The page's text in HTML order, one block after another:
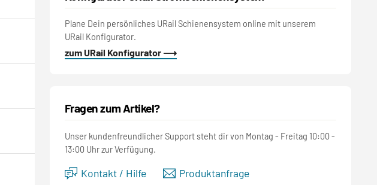
Plane Dein persönliches URail Schienensystem online mit unserem
URail Konfigurator.
zum URail Konfigurator ⟶
Fragen zum Artikel?
Unser kundenfreundlicher Support steht dir von Montag - Freitag 10:00 -
13:00 Uhr zur Verfügung.
Kontakt / Hilfe Produktanfrage